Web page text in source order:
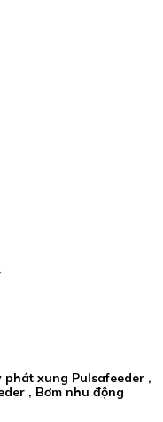
phát xung Pulsafeeder ,
, Bơm nhu động